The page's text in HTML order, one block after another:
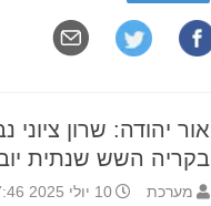
אור יהודה: שרון
בקריה השש שנתית
מערכת 10 יולי 2025 17:46